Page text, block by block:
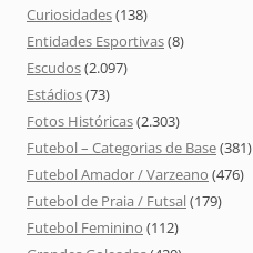
Curiosidades(138)
Entidades Esportivas(8)
Escudos(2.097)
Estádios(73)
Fotos Históricas(2.303)
Futebol – Categorias de Base(381)
Futebol Amador / Varzeano (476)
Futebol de Praia / Futsal(179)
Futebol Feminino (112)